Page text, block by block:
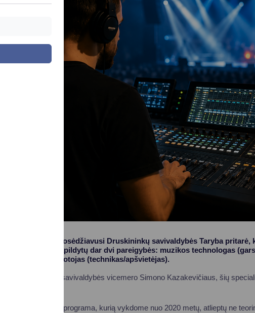
Pranešėjų apsauga
Asmens duomenų apsauga
Praėjusią savaitę posėdžiavusi Druskininkų savivaldybės Taryba
profesijų sąrašą papildytų dar dvi pareigybės: muzikos technologas
aptarnavimo darbuotojas (technikas/apšvietėjas).
Pasak Druskininkų savivaldybės vicemero Simono Kazakevičiaus, šių
„Mums svarbu, kad programa, kurią vykdome nuo 2020 metų, atlieptų ne